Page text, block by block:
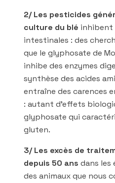
2/ Les pesticides
culture du blé inhibent
intestinales : des
que le glyphosate de
inhibe des enzymes
synthèse des acides
entraîne des carences
: autant d’effets
glyphosate qui
gluten.
3/ Les excès de
depuis 50 ans dans les
des animaux que nous